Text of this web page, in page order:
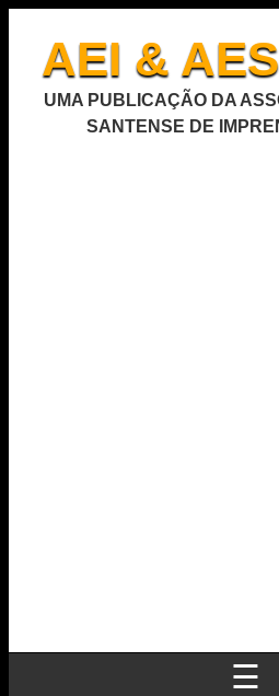
AEI &
UMA PUBLICAÇÃO DA
SANTENSE DE
☰